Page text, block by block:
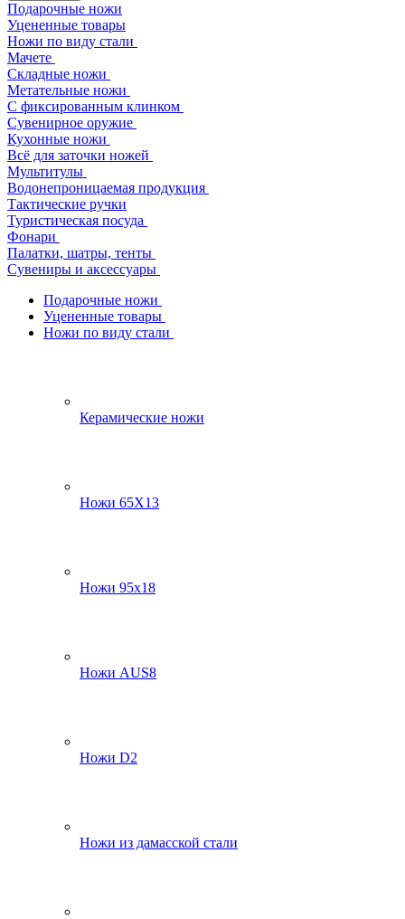
Подарочные ножи
Уцененные товары
Ножи по виду стали
Мачете
Складные ножи
Метательные ножи
С фиксированным клинком
Сувенирное оружие
Кухонные ножи
Всё для заточки ножей
Мультитулы
Водонепроницаемая продукция
Тактические ручки
Туристическая посуда
Фонари
Палатки, шатры, тенты
Сувениры и аксессуары
Подарочные ножи
Уцененные товары
Ножи по виду стали
Керамические ножи
Ножи 65Х13
Ножи 95х18
Ножи AUS8
Ножи D2
Ножи из дамасской стали